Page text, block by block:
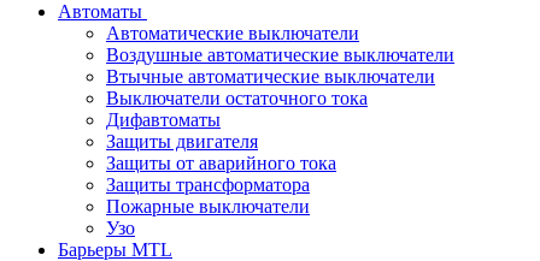
Автоматы
Автоматические выключатели
Воздушные автоматические выключатели
Втычные автоматические выключатели
Выключатели остаточного тока
Дифавтоматы
Защиты двигателя
Защиты от аварийного тока
Защиты трансформатора
Пожарные выключатели
Узо
Барьеры MTL